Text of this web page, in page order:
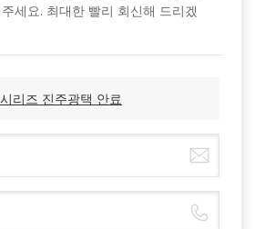
세요. 최대한 빨리 회신해 드리겠
리즈 진주광택 안료